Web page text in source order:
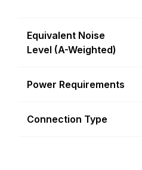
Equivalent Noise
Level (A-Weighted)
Power Requirements
Connection Type